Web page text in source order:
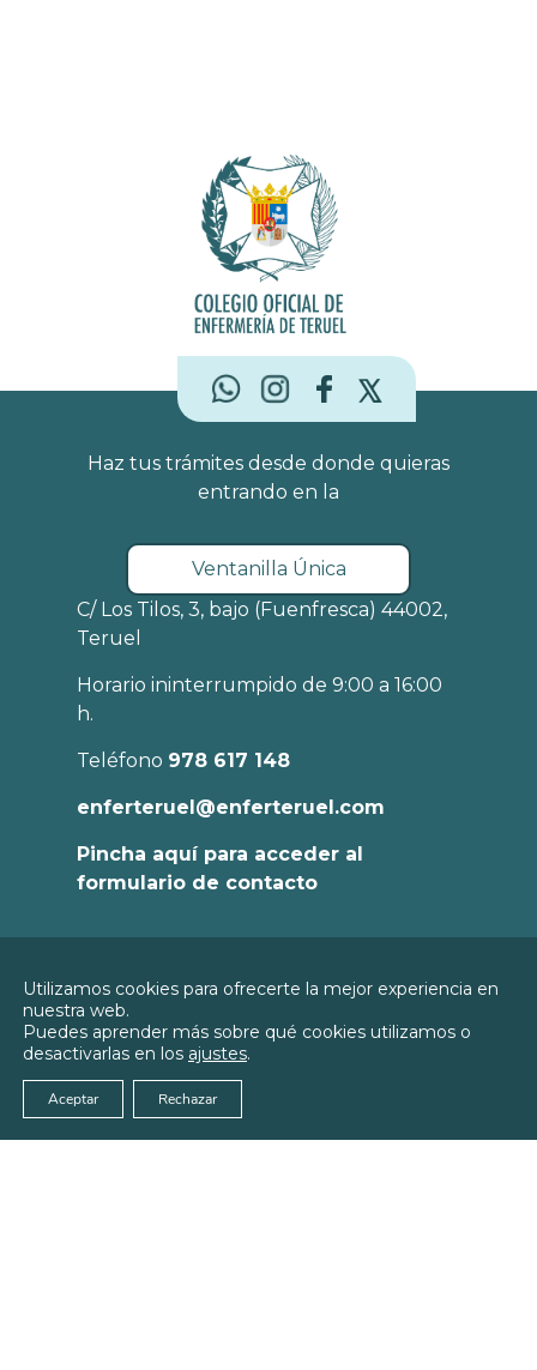
Haz tus trámites desde donde quieras
entrando en la
Ventanilla Única
C/ Los Tilos, 3, bajo (Fuenfresca) 44002,
Teruel
Horario ininterrumpido de 9:00 a 16:00
h.
Teléfono 978 617 148
enferteruel@enferteruel.com
Pincha aquí para acceder al
formulario de contacto
© 2026 Colegio Oficial de Enfermería de
Teruel
Política de
Privacidad
Política de
Utilizamos cookies para ofrecerte la mejor experiencia en
nuestra web.
Puedes aprender más sobre qué cookies utilizamos o
desactivarlas en los ajustes.
Aceptar Rechazar